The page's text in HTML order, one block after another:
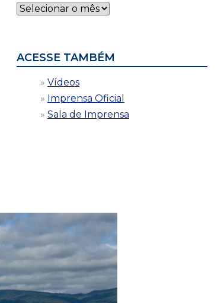
Notícias
por
ACESSE TAMBÉM
Vídeos
Imprensa Oficial
Sala de Imprensa